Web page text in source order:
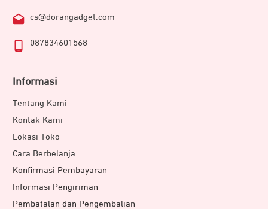
cs@dorangadget.com
087834601568
Informasi
Tentang Kami
Kontak Kami
Lokasi Toko
Cara Berbelanja
Konfirmasi Pembayaran
Informasi Pengiriman
Pembatalan dan Pengembalian